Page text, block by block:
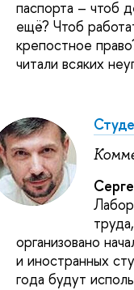
паспорта – чтоб
ещё? Чтоб
крепостное
читали всяких
организовано
и иностранных
года будут